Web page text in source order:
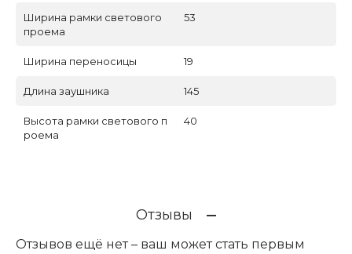
Ширина рамки светового
проема
53
Ширина переносицы 19
Длина заушника 145
Высота рамки светового п
роема
40
Отзывы
Отзывов ещё нет – ваш может стать первым